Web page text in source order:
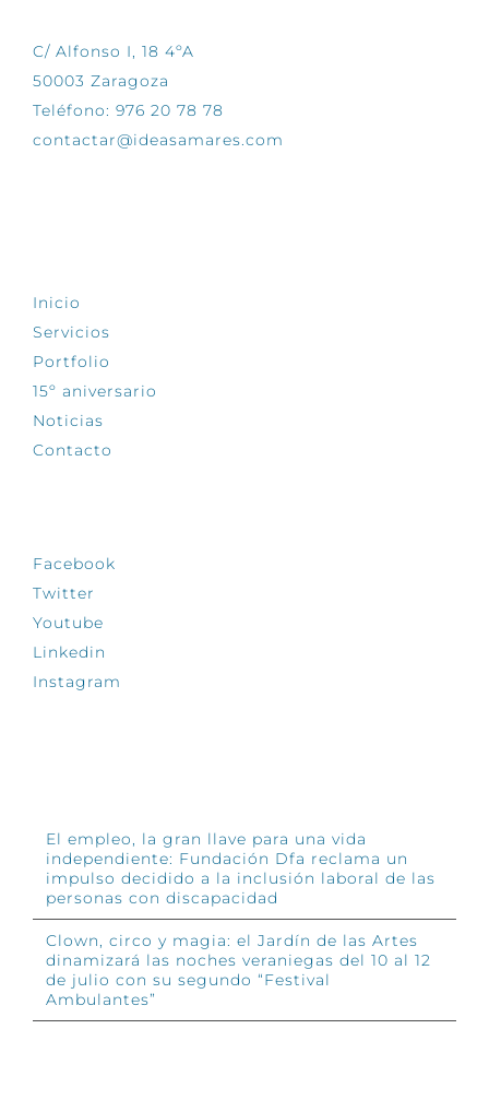
C/ Alfonso I, 18 4ºA
50003 Zaragoza
Teléfono: 976 20 78 78
contactar@ideasamares.com
Inicio
Servicios
Portfolio
15º aniversario
Noticias
Contacto
Facebook
Twitter
Youtube
Linkedin
Instagram
El empleo, la gran llave para una vida
independiente: Fundación Dfa reclama un
impulso decidido a la inclusión laboral de las
personas con discapacidad
Clown, circo y magia: el Jardín de las Artes
dinamizará las noches veraniegas del 10 al 12
de julio con su segundo “Festival
Ambulantes”